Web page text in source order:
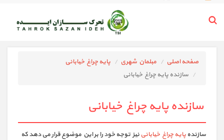
صفحه اصلی مبلمان شهری
پايه چراغ خيابانی
سازنده پایه چراغ خیابانی
سازنده پایه چراغ خیابانی
سازنده پایه چراغ خیابانی نیز توجه خود را بر این موضوع قرار می دهد که